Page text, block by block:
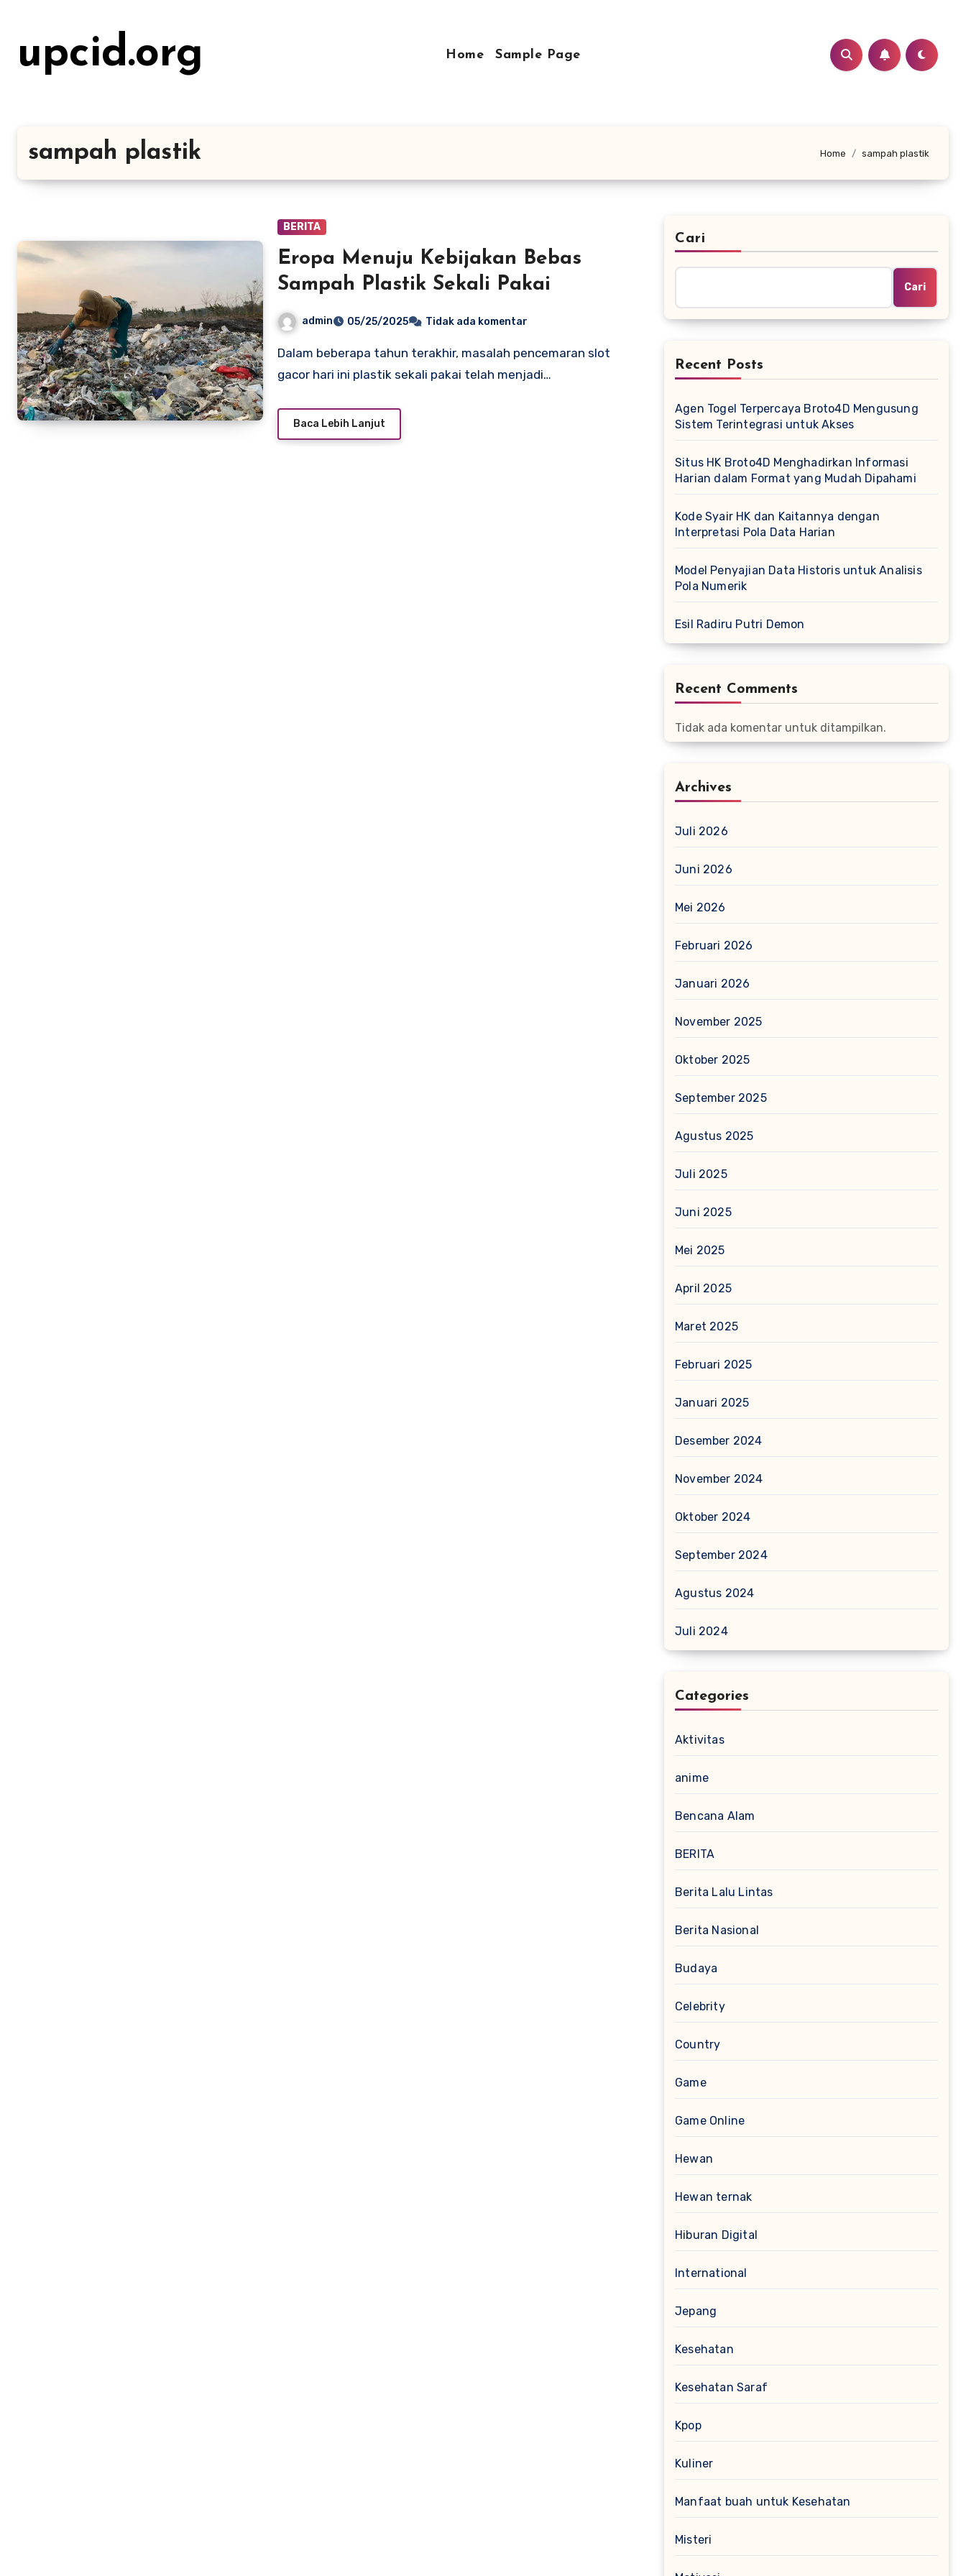
kontenupcid.org Home Sample Page
sampah plastik Home sampah plastik
BERITA
Eropa Menuju Kebijakan Bebas
Sampah Plastik Sekali Pakai
admin 05/25/2025 Tidak ada komentar
Dalam beberapa tahun terakhir, masalah pencemaran slot
gacor hari ini plastik sekali pakai telah menjadi…
Baca Lebih Lanjut
Cari
Cari
Recent Posts
Agen Togel Terpercaya Broto4D Mengusung
Sistem Terintegrasi untuk Akses
Situs HK Broto4D Menghadirkan Informasi
Harian dalam Format yang Mudah Dipahami
Kode Syair HK dan Kaitannya dengan
Interpretasi Pola Data Harian
Model Penyajian Data Historis untuk Analisis
Pola Numerik
Esil Radiru Putri Demon
Recent Comments
Tidak ada komentar untuk ditampilkan.
Archives
Juli 2026
Juni 2026
Mei 2026
Februari 2026
Januari 2026
November 2025
Oktober 2025
September 2025
Agustus 2025
Juli 2025
Juni 2025
Mei 2025
April 2025
Maret 2025
Februari 2025
Januari 2025
Desember 2024
November 2024
Oktober 2024
September 2024
Agustus 2024
Juli 2024
Categories
Aktivitas
anime
Bencana Alam
BERITA
Berita Lalu Lintas
Berita Nasional
Budaya
Celebrity
Country
Game
Game Online
Hewan
Hewan ternak
Hiburan Digital
International
Jepang
Kesehatan
Kesehatan Saraf
Kpop
Kuliner
Manfaat buah untuk Kesehatan
Misteri